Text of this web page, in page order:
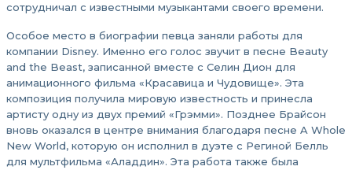
сотрудничал с известными музыкантами своего времени.
Особое место в биографии певца заняли работы для
компании Disney. Именно его голос звучит в песне Beauty
and the Beast, записанной вместе с Селин Дион для
анимационного фильма «Красавица и Чудовище». Эта
композиция получила мировую известность и принесла
артисту одну из двух премий «Грэмми». Позднее Брайсон
вновь оказался в центре внимания благодаря песне A Whole
New World, которую он исполнил в дуэте с Региной Белль
для мультфильма «Аладдин». Эта работа также была